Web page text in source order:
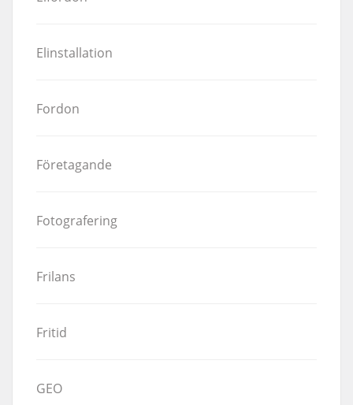
Elinstallation
Fordon
Företagande
Fotografering
Frilans
Fritid
GEO